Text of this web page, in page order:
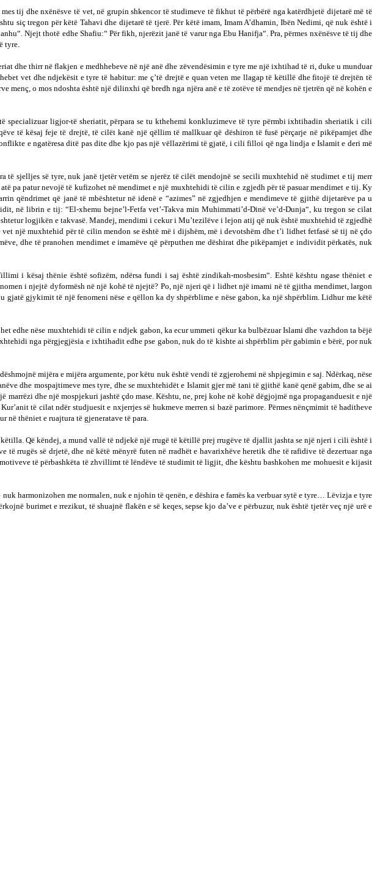
tij dhe nxënësve të vet, në grupin shkencor të studimeve të fikhut të përbërë nga katërdhjetë dijetarë më të
siç tregon për këtë Tahavi dhe dijetarë të tjerë. Për këtë imam, Imam A’dhamin, Ibën Nedimi, që nuk është i
Njejt thotë edhe Shafiu:“ Për fikh, njerëzit janë të varur nga Ebu Hanifja“. Pra, përmes nxënësve të tij dhe
tyre.
dhe thirr në flakjen e medhhebeve në një anë dhe zëvendësimin e tyre me një ixhtihad të ri, duke u munduar
vet dhe ndjekësit e tyre të habitur: me ç’të drejtë e quan veten me llagap të këtillë dhe fitojë të drejtën të
menç, o mos ndoshta është një dilinxhi që bredh nga njëra anë e të zotëve të mendjes në tjetrën që në kohën e
specializuar ligjor-të sheriatit, përpara se tu kthehemi konkluzimeve të tyre përmbi ixhtihadin sheriatik i cili
të kësaj feje të drejtë, të cilët kanë një qëllim të mallkuar që dëshiron të fusë përçarje në pikëpamjet dhe
e ngatëresa ditë pas dite dhe kjo pas një vëllazërimi të gjatë, i cili filloi që nga lindja e Islamit e deri më
të sjelljes së tyre, nuk janë tjetër vetëm se njerëz të cilët mendojnë se secili muxhtehid në studimet e tij merr
pa patur nevojë të kufizohet në mendimet e një muxhtehidi të cilin e zgjedh për të pasuar mendimet e tij. Ky
qëndrimet që janë të mbështetur në idenë e “azimes” në zgjedhjen e mendimeve të gjithë dijetarëve pa u
në librin e tij: “El-xhemu bejne’l-Fetfa vet’-Takva min Muhimmati’d-Dinë ve’d-Dunja“, ku tregon se cilat
logjikën e takvasë. Mandej, mendimi i cekur i Mu’tezilëve i lejon atij që nuk është muxhtehid të zgjedhë
një muxhtehid për të cilin mendon se është më i dijshëm, më i devotshëm dhe t’i lidhet fetfasë së tij në çdo
dhe të pranohen mendimet e imamëve që përputhen me dëshirat dhe pikëpamjet e individit përkatës, nuk
i kësaj thënie është sofizëm, ndërsa fundi i saj është zindikah-mosbesim“. Eshtë kështu ngase thëniet e
i njejtë dyformësh në një kohë të njejtë? Po, një njeri që i lidhet një imami në të gjitha mendimet, largon
gjykimit të një fenomeni nëse e qëllon ka dy shpërblime e nëse gabon, ka një shpërblim. Lidhur me këtë
edhe nëse muxhtehidi të cilin e ndjek gabon, ka ecur ummeti qëkur ka bulbëzuar Islami dhe vazhdon ta bëjë
nga përgjegjësia e ixhtihadit edhe pse gabon, nuk do të kishte ai shpërblim për gabimin e bërë, por nuk
mijëra e mijëra argumente, por këtu nuk është vendi të zgjerohemi në shpjegimin e saj. Ndërkaq, nëse
dhe mospajtimeve mes tyre, dhe se muxhtehidët e Islamit gjer më tani të gjithë kanë qenë gabim, dhe se ai
dhe një mospjekuri jashtë çdo mase. Kështu, ne, prej kohe në kohë dëgjojmë nga propaganduesit e një
të cilat ndër studjuesit e nxjerrjes së hukmeve merren si bazë parimore. Përmes nënçmimit të haditheve
në thëniet e ruajtura të gjeneratave të para.
Që këndej, a mund vallë të ndjekë një rrugë të këtillë prej rrugëve të djallit jashta se një njeri i cili është i
rrugës së drjetë, dhe në këtë mënyrë futen në rradhët e havarixhëve heretik dhe të rafidive të dezertuar nga
të përbashkëta të zhvillimt të lëndëve të studimit të ligjit, dhe kështu bashkohen me mohuesit e kijasit
harmonizohen me normalen, nuk e njohin të qenën, e dëshira e famës ka verbuar sytë e tyre… Lëvizja e tyre
burimet e rrezikut, të shuajnë flakën e së keqes, sepse kjo da’ve e përbuzur, nuk është tjetër veç një urë e